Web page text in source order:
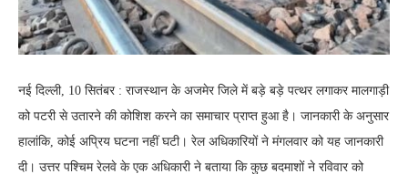
नई दिल्ली, 10 सितंबर : राजस्थान के अजमेर जिले में बड़े बड़े पत्थर लगाकर मालगाड़ी
को पटरी से उतारने की कोशिश करने का समाचार प्राप्त हुआ है। जानकारी के अनुसार
हालांकि, कोई अप्रिय घटना नहीं घटी। रेल अधिकारियों ने मंगलवार को यह जानकारी
दी। उत्तर पश्चिम रेलवे के एक अधिकारी ने बताया कि कुछ बदमाशों ने रविवार को